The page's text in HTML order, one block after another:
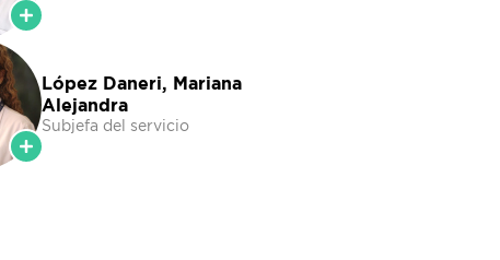
López Daneri, Mariana
Alejandra
Subjefa del servicio